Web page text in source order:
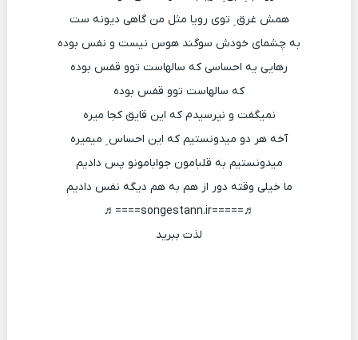
همش غرق ِ توی رویا مثل من گاهی دیونه ست
به چشمای خودش سوگند هوس نیست و نفس بوده
رهایی یه احساسی که سالهاست توو قفس بوده
که سالهاست توو قفس بوده
نمیگفت و نپرسیدم که این قایق کجا میره
آخه هر دو میدونستیم که این احساس ِ میمیره
میدونستیم به قلبامون جوابامونو پس دادیم
ما خیلی وقته دور از هم به هم دیگه نفس دادیم
♬=====songestann.ir====♬
لذت ببرید